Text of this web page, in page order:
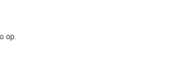
op.